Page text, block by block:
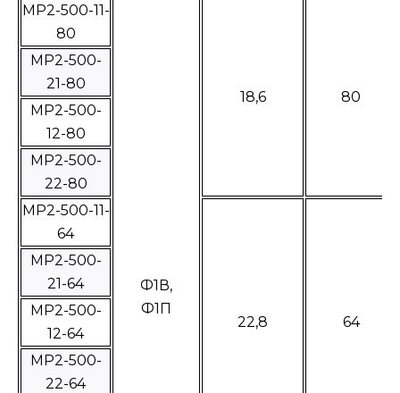
МР2-500-11-
80
Ф1В,
Ф1П
18,6 80
МР2-500-
21-80
МР2-500-
12-80
МР2-500-
22-80
МР2-500-11-
64
22,8 64
МР2-500-
21-64
МР2-500-
12-64
МР2-500-
22-64